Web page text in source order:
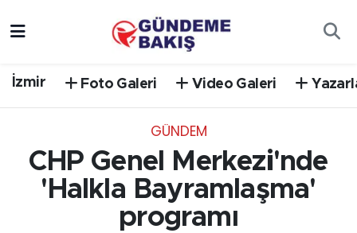
İzmir Foto Galeri Video Galeri
GÜNDEM
CHP Genel Merkezi'nde
'Halkla Bayramlaşma'
programı
EGE
Süper Lig Puan Durumu ve Fikstür
Tüm Manşetler